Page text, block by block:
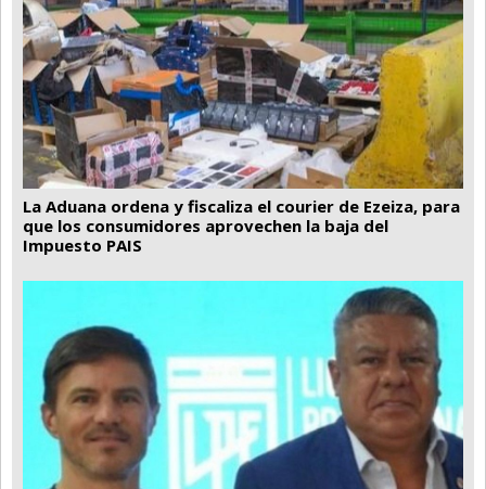
La Aduana ordena y fiscaliza el courier de Ezeiza, para
que los consumidores aprovechen la baja del
Impuesto PAIS